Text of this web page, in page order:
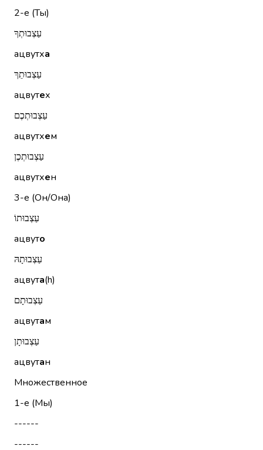
2-е (Ты)
עַצְבוּתְךָ
ацвутха
עַצְבוּתֵךְ
ацвутех
עַצְבוּתְכֶם
ацвутхем
עַצְבוּתְכֶן
ацвутхен
3-е (Он/Она)
עַצְבוּתוֹ
ацвуто
עַצְבוּתָהּ
ацвута(h)
עַצְבוּתָם
ацвутам
עַצְבוּתָן
ацвутан
Множественное
1-е (Мы)
------
------